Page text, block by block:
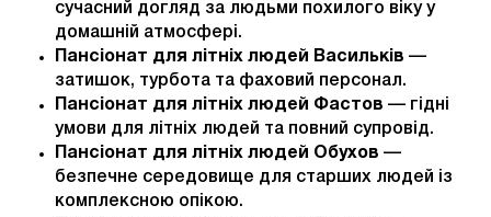
сучасний догляд за людьми похилого віку у
домашній атмосфері.
Пансіонат для літніх людей Васильків —
затишок, турбота та фаховий персонал.
Пансіонат для літніх людей Фастов — гідні
умови для літніх людей та повний супровід.
Пансіонат для літніх людей Обухов —
безпечне середовище для старших людей із
комплексною опікою.